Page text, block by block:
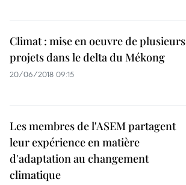
Climat : mise en oeuvre de plusieurs
projets dans le delta du Mékong
20/06/2018 09:15
Les membres de l'ASEM partagent
leur expérience en matière
d'adaptation au changement
climatique